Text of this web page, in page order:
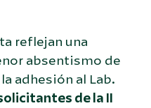
reflejan una
absentismo de
adhesión al Lab.
de la II